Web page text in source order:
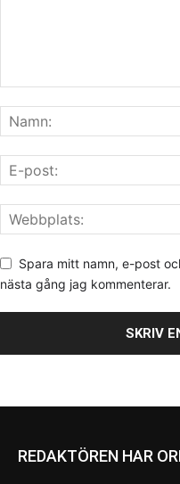
Spara mitt namn, e-post
nästa gång jag kommenterar.
REDAKTÖREN HAR